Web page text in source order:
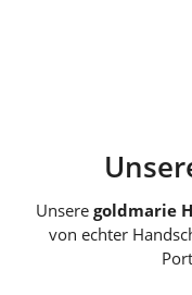
Unsere goldmarie
von echter